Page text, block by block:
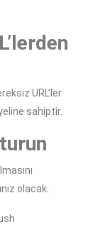
URL’ler
sahiptir.
olacak.